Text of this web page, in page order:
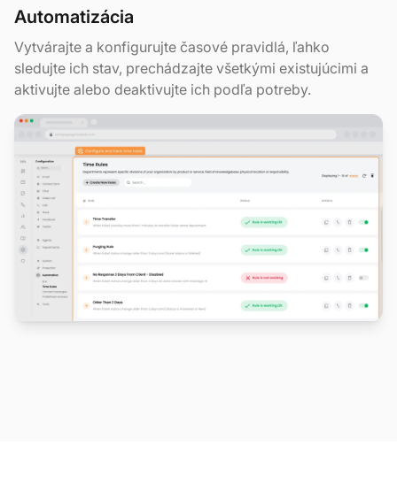
Automatizácia
Vytvárajte a konfigurujte časové pravidlá, ľahko
sledujte ich stav, prechádzajte všetkými existujúcimi a
aktivujte alebo deaktivujte ich podľa potreby.